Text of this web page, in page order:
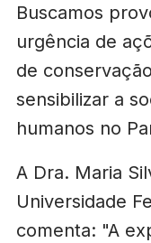
Buscamos
urgência de
de
sensibilizar a
humanos no
A Dra. Maria
Universidade
comenta: "A